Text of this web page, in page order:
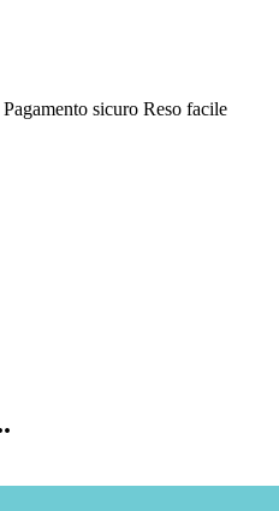
Pagamento sicuro Reso facile